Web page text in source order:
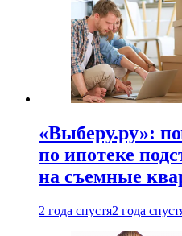
«Выберу.ру»:
по ипотеке
на съемные
2 года спустя2 года